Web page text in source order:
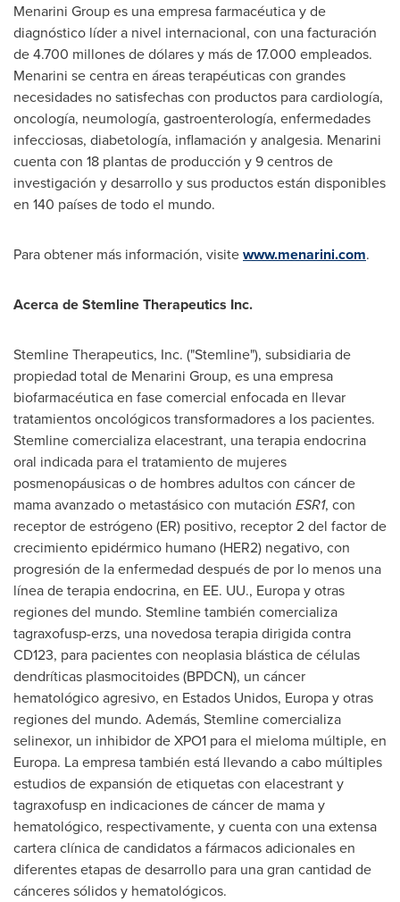
Menarini Group es una empresa farmacéutica y de
diagnóstico líder a nivel internacional, con una facturación
de 4.700 millones de dólares y más de 17.000 empleados.
Menarini se centra en áreas terapéuticas con grandes
necesidades no satisfechas con productos para cardiología,
oncología, neumología, gastroenterología, enfermedades
infecciosas, diabetología, inflamación y analgesia. Menarini
cuenta con 18 plantas de producción y 9 centros de
investigación y desarrollo y sus productos están disponibles
en 140 países de todo el mundo.
Para obtener más información, visitewww.menarini.com.
Acerca de Stemline Therapeutics Inc.
Stemline Therapeutics, Inc. ("Stemline"), subsidiaria de
propiedad total de Menarini Group, es una empresa
biofarmacéutica en fase comercial enfocada en llevar
tratamientos oncológicos transformadores a los pacientes.
Stemline comercializa elacestrant, una terapia endocrina
oral indicada para el tratamiento de mujeres
posmenopáusicas o de hombres adultos con cáncer de
mama avanzado o metastásico con mutación ESR1, con
receptor de estrógeno (ER) positivo, receptor 2 del factor de
crecimiento epidérmico humano (HER2) negativo, con
progresión de la enfermedad después de por lo menos una
línea de terapia endocrina, en EE. UU., Europa y otras
regiones del mundo. Stemline también comercializa
tagraxofusp-erzs, una novedosa terapia dirigida contra
CD123, para pacientes con neoplasia blástica de células
dendríticas plasmocitoides (BPDCN), un cáncer
hematológico agresivo, en Estados Unidos, Europa y otras
regiones del mundo. Además, Stemline comercializa
selinexor, un inhibidor de XPO1 para el mieloma múltiple, en
Europa. La empresa también está llevando a cabo múltiples
estudios de expansión de etiquetas con elacestrant y
tagraxofusp en indicaciones de cáncer de mama y
hematológico, respectivamente, y cuenta con una extensa
cartera clínica de candidatos a fármacos adicionales en
diferentes etapas de desarrollo para una gran cantidad de
cánceres sólidos y hematológicos.